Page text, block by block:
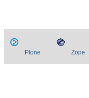
Plone Zope